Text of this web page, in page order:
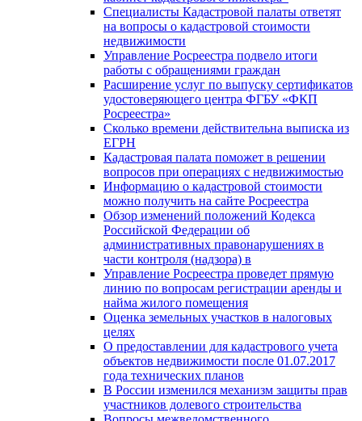
Специалисты Кадастровой палаты ответят
на вопросы о кадастровой стоимости
недвижимости
Управление Росреестра подвело итоги
работы с обращениями граждан
Расширение услуг по выпуску сертификатов
удостоверяющего центра ФГБУ «ФКП
Росреестра»
Сколько времени действительна выписка из
ЕГРН
Кадастровая палата поможет в решении
вопросов при операциях с недвижимостью
Информацию о кадастровой стоимости
можно получить на сайте Росреестра
Обзор изменений положений Кодекса
Российской Федерации об
административных правонарушениях в
части контроля (надзора) в
Управление Росреестра проведет прямую
линию по вопросам регистрации аренды и
найма жилого помещения
Оценка земельных участков в налоговых
целях
О предоставлении для кадастрового учета
объектов недвижимости после 01.07.2017
года технических планов
В России изменился механизм защиты прав
участников долевого строительства